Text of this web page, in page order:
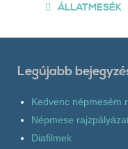
ÁLLATMESÉK
Legújabb
Kedvenc népmesém
Népmese
Diafilmek